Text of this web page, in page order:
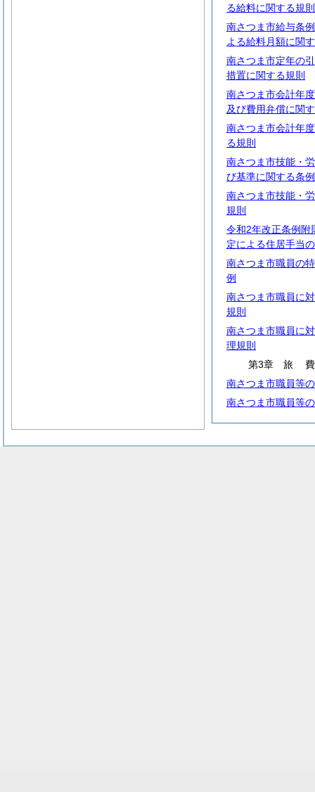
る給料に関する規則
南さつま市給与条
よる給料月額に関
南さつま市定年の
措置に関する規則
南さつま市会計年
及び費用弁償に関
南さつま市会計年
る規則
南さつま市技能・
び基準に関する条例
南さつま市技能・
規則
令和2年改正条例附
定による住居手当
南さつま市職員の
例
南さつま市職員に
規則
南さつま市職員に
理規則
第3章 旅費
南さつま市職員等
南さつま市職員等